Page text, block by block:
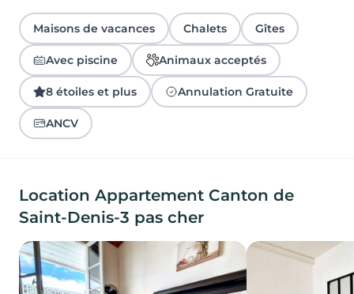
Maisons de vacances Chalets Gîtes
Avec piscine Animaux acceptés
8 étoiles et plus Annulation Gratuite
ANCV
Location Appartement Canton de
Saint-Denis-3 pas cher